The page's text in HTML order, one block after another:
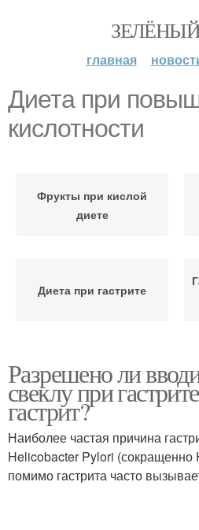
главная
Диета при
кислотности
Фрукты при кислой
диете
Диета при гастрите
Разрешено ли
свеклу при
гастрит?
Наиболее частая причина
Helicobacter Pylori (сокращенно
помимо гастрита часто